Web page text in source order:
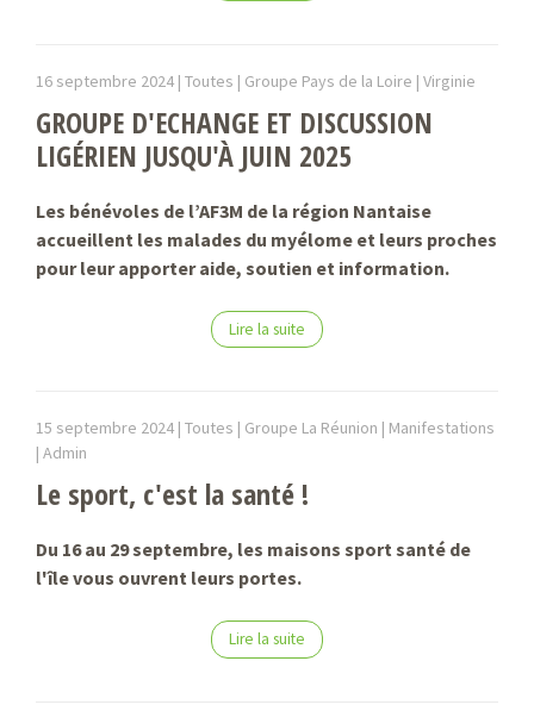
16 septembre 2024 | Toutes | Groupe Pays de la Loire | Virginie
GROUPE D'ECHANGE ET DISCUSSION
LIGÉRIEN JUSQU'À JUIN 2025
Les bénévoles de l’AF3M de la région Nantaise
accueillent les malades du myélome et leurs proches
pour leur apporter aide, soutien et information.
Lire la suite
15 septembre 2024 | Toutes | Groupe La Réunion | Manifestations
| Admin
Le sport, c'est la santé !
Du 16 au 29 septembre, les maisons sport santé de
l'île vous ouvrent leurs portes.
Lire la suite